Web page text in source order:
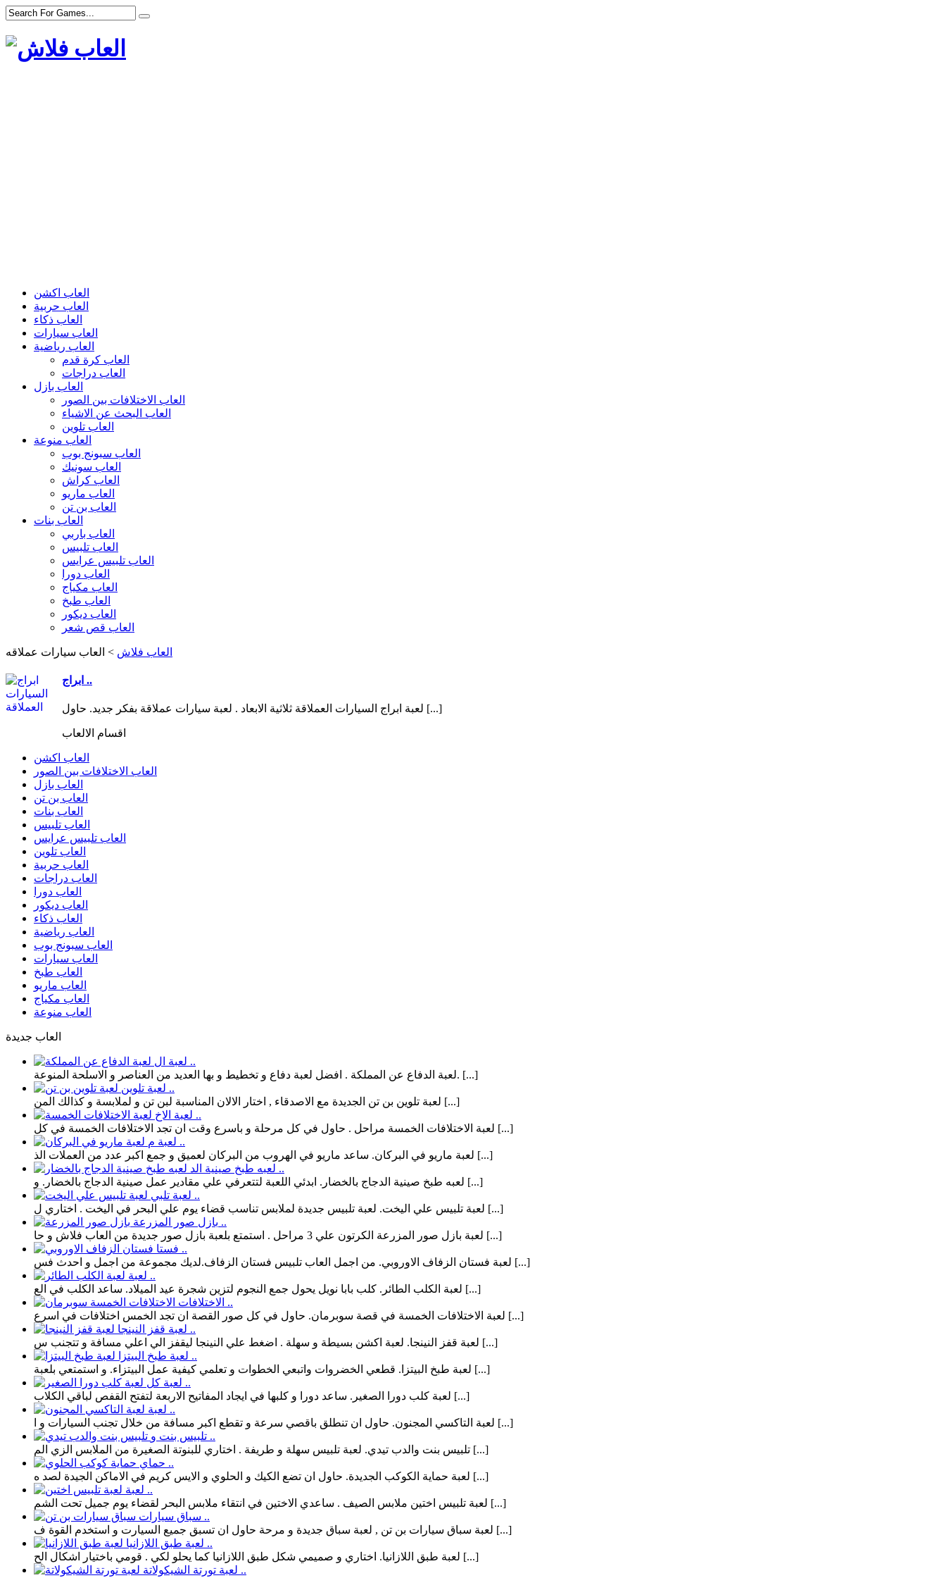
العاب اكشن
العاب حربية
العاب ذكاء
العاب سيارات
العاب رياضية
العاب كرة قدم
العاب دراجات
العاب بازل
العاب الاختلافات بين الصور
العاب البحث عن الاشياء
العاب تلوين
العاب منوعة
العاب سبونج بوب
العاب سونيك
العاب كراش
العاب ماريو
العاب بن تن
العاب بنات
العاب باربي
العاب تلبيس
العاب تلبيس عرايس
العاب دورا
العاب مكياج
العاب طبخ
العاب ديكور
العاب قص شعر
العاب فلاش > العاب سيارات عملاقه
ابراج ..
لعبة ابراج السيارات العملاقة ثلاثية الابعاد . لعبة سيارات عملاقة بفكر جديد. حاول [...]
اقسام الالعاب
العاب اكشن
العاب الاختلافات بين الصور
العاب بازل
العاب بن تن
العاب بنات
العاب تلبيس
العاب تلبيس عرايس
العاب تلوين
العاب حربية
العاب دراجات
العاب دورا
العاب ديكور
العاب ذكاء
العاب رياضية
العاب سبونج بوب
العاب سيارات
العاب طبخ
العاب ماريو
العاب مكياج
العاب منوعة
العاب جديدة
لعبة ال ..
لعبة الدفاع عن المملكة . افضل لعبة دفاع و تخطيط و بها العديد من العناصر و الاسلحة المنوعة. [...]
لعبة تلوين ..
لعبة تلوين بن تن الجديدة مع الاصدقاء , اختار الالان المناسبة لبن تن و لملابسة و كذالك المن [...]
لعبة الاخ ..
لعبة الاختلافات الخمسة مراحل . حاول في كل مرحلة و باسرع وقت ان تجد الاختلافات الخمسة في كل [...]
لعبة م ..
لعبة ماريو في البركان. ساعد ماريو في الهروب من البركان لعميق و جمع اكبر عدد من العملات الذ [...]
لعبه طبخ صينية الد ..
لعبه طبخ صينية الدجاج بالخضار. ابدئي اللعبة لتتعرفي علي مقادير عمل صينية الدجاج بالخضار. و [...]
لعبة تلبي ..
لعبة تلبيس علي اليخت. لعبة تلبيس جديدة لملابس تناسب قضاء يوم علي البحر في اليخت . اختاري ل [...]
بازل صور المزرعة ..
لعبة بازل صور المزرعة الكرتون علي 3 مراحل . استمتع بلعبة بازل صور جديدة من العاب فلاش و حا [...]
فستا ..
لعبة فستان الزفاف الاوروبي. من اجمل العاب تلبيس فستان الزفاف.لديك مجموعة من اجمل و احدث فس [...]
لعبة ..
لعبة الكلب الطائر. كلب بابا نويل يحول جمع النجوم لتزين شجرة عيد الميلاد. ساعد الكلب في الع [...]
الاختلافات ..
لعبة الاختلافات الخمسة في قصة سوبرمان. حاول في كل صور القصة ان تجد الخمس اختلافات في اسرع [...]
لعبة قفز النينجا ..
لعبة قفز النينجا. لعبة اكشن بسيطة و سهلة . اضغط علي النينجا ليقفز الي اعلي مسافة و تتجنب س [...]
لعبة طبخ البيتزا ..
لعبة طبخ البيتزا. قطعي الخضروات واتبعي الخطوات و تعلمي كيفية عمل البيتزاء. و استمتعي بلعبة [...]
لعبة كل ..
لعبة كلب دورا الصغير. ساعد دورا و كلبها في ايجاد المفاتيح الاربعة لتفتح القفص لباقي الكلاب [...]
لعبة ..
لعبة التاكسي المجنون. حاول ان تنطلق باقصي سرعة و تقطع اكبر مسافة من خلال تجنب السيارات و ا [...]
تلبيس بنت و ..
تلبيس بنت والدب تيدي. لعبة تلبيس سهلة و طريفة . اختاري للبنوتة الصغيرة من الملابس الزي الم [...]
حماي ..
لعبة حماية الكوكب الجديدة. حاول ان تضع الكيك و الحلوي و الايس كريم في الاماكن الجيدة لصد ه [...]
لعبة ..
لعبة تلبيس اختين ملابس الصيف . ساعدي الاختين في انتقاء ملابس البحر لقضاء يوم جميل تحت الشم [...]
سباق سيارات ..
لعبة سباق سيارات بن تن , لعبة سباق جديدة و مرحة حاول ان تسبق جميع السيارت و استخدم القوة ف [...]
لعبة طبق اللازانيا ..
لعبة طبق اللازانيا. اختاري و صميمي شكل طبق اللازانيا كما يحلو لكي . قومي باختيار اشكال الح [...]
لعبة تورتة الشيكولاتة ..